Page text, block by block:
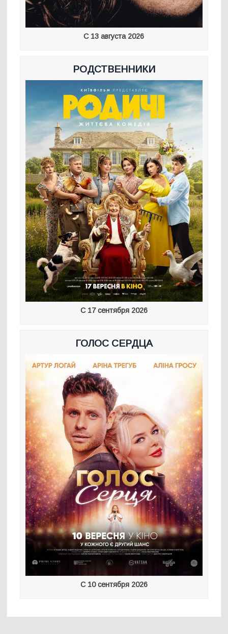
С 13 августа 2026
РОДСТВЕННИКИ
С 17 сентября 2026
ГОЛОС СЕРДЦА
С 10 сентября 2026